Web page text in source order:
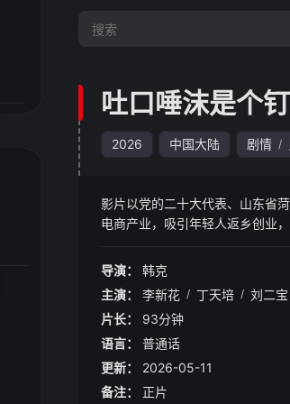
吐口唾沫是个钉
2026 中国大陆 剧情 /
影片以党的二十大代表、山东省
电商产业，吸引年轻人返乡创业
导演：
韩克
主演：
李新花 / 丁天培 / 刘二宝
片长：
93分钟
语言：
普通话
更新：
2026-05-11
备注：
正片